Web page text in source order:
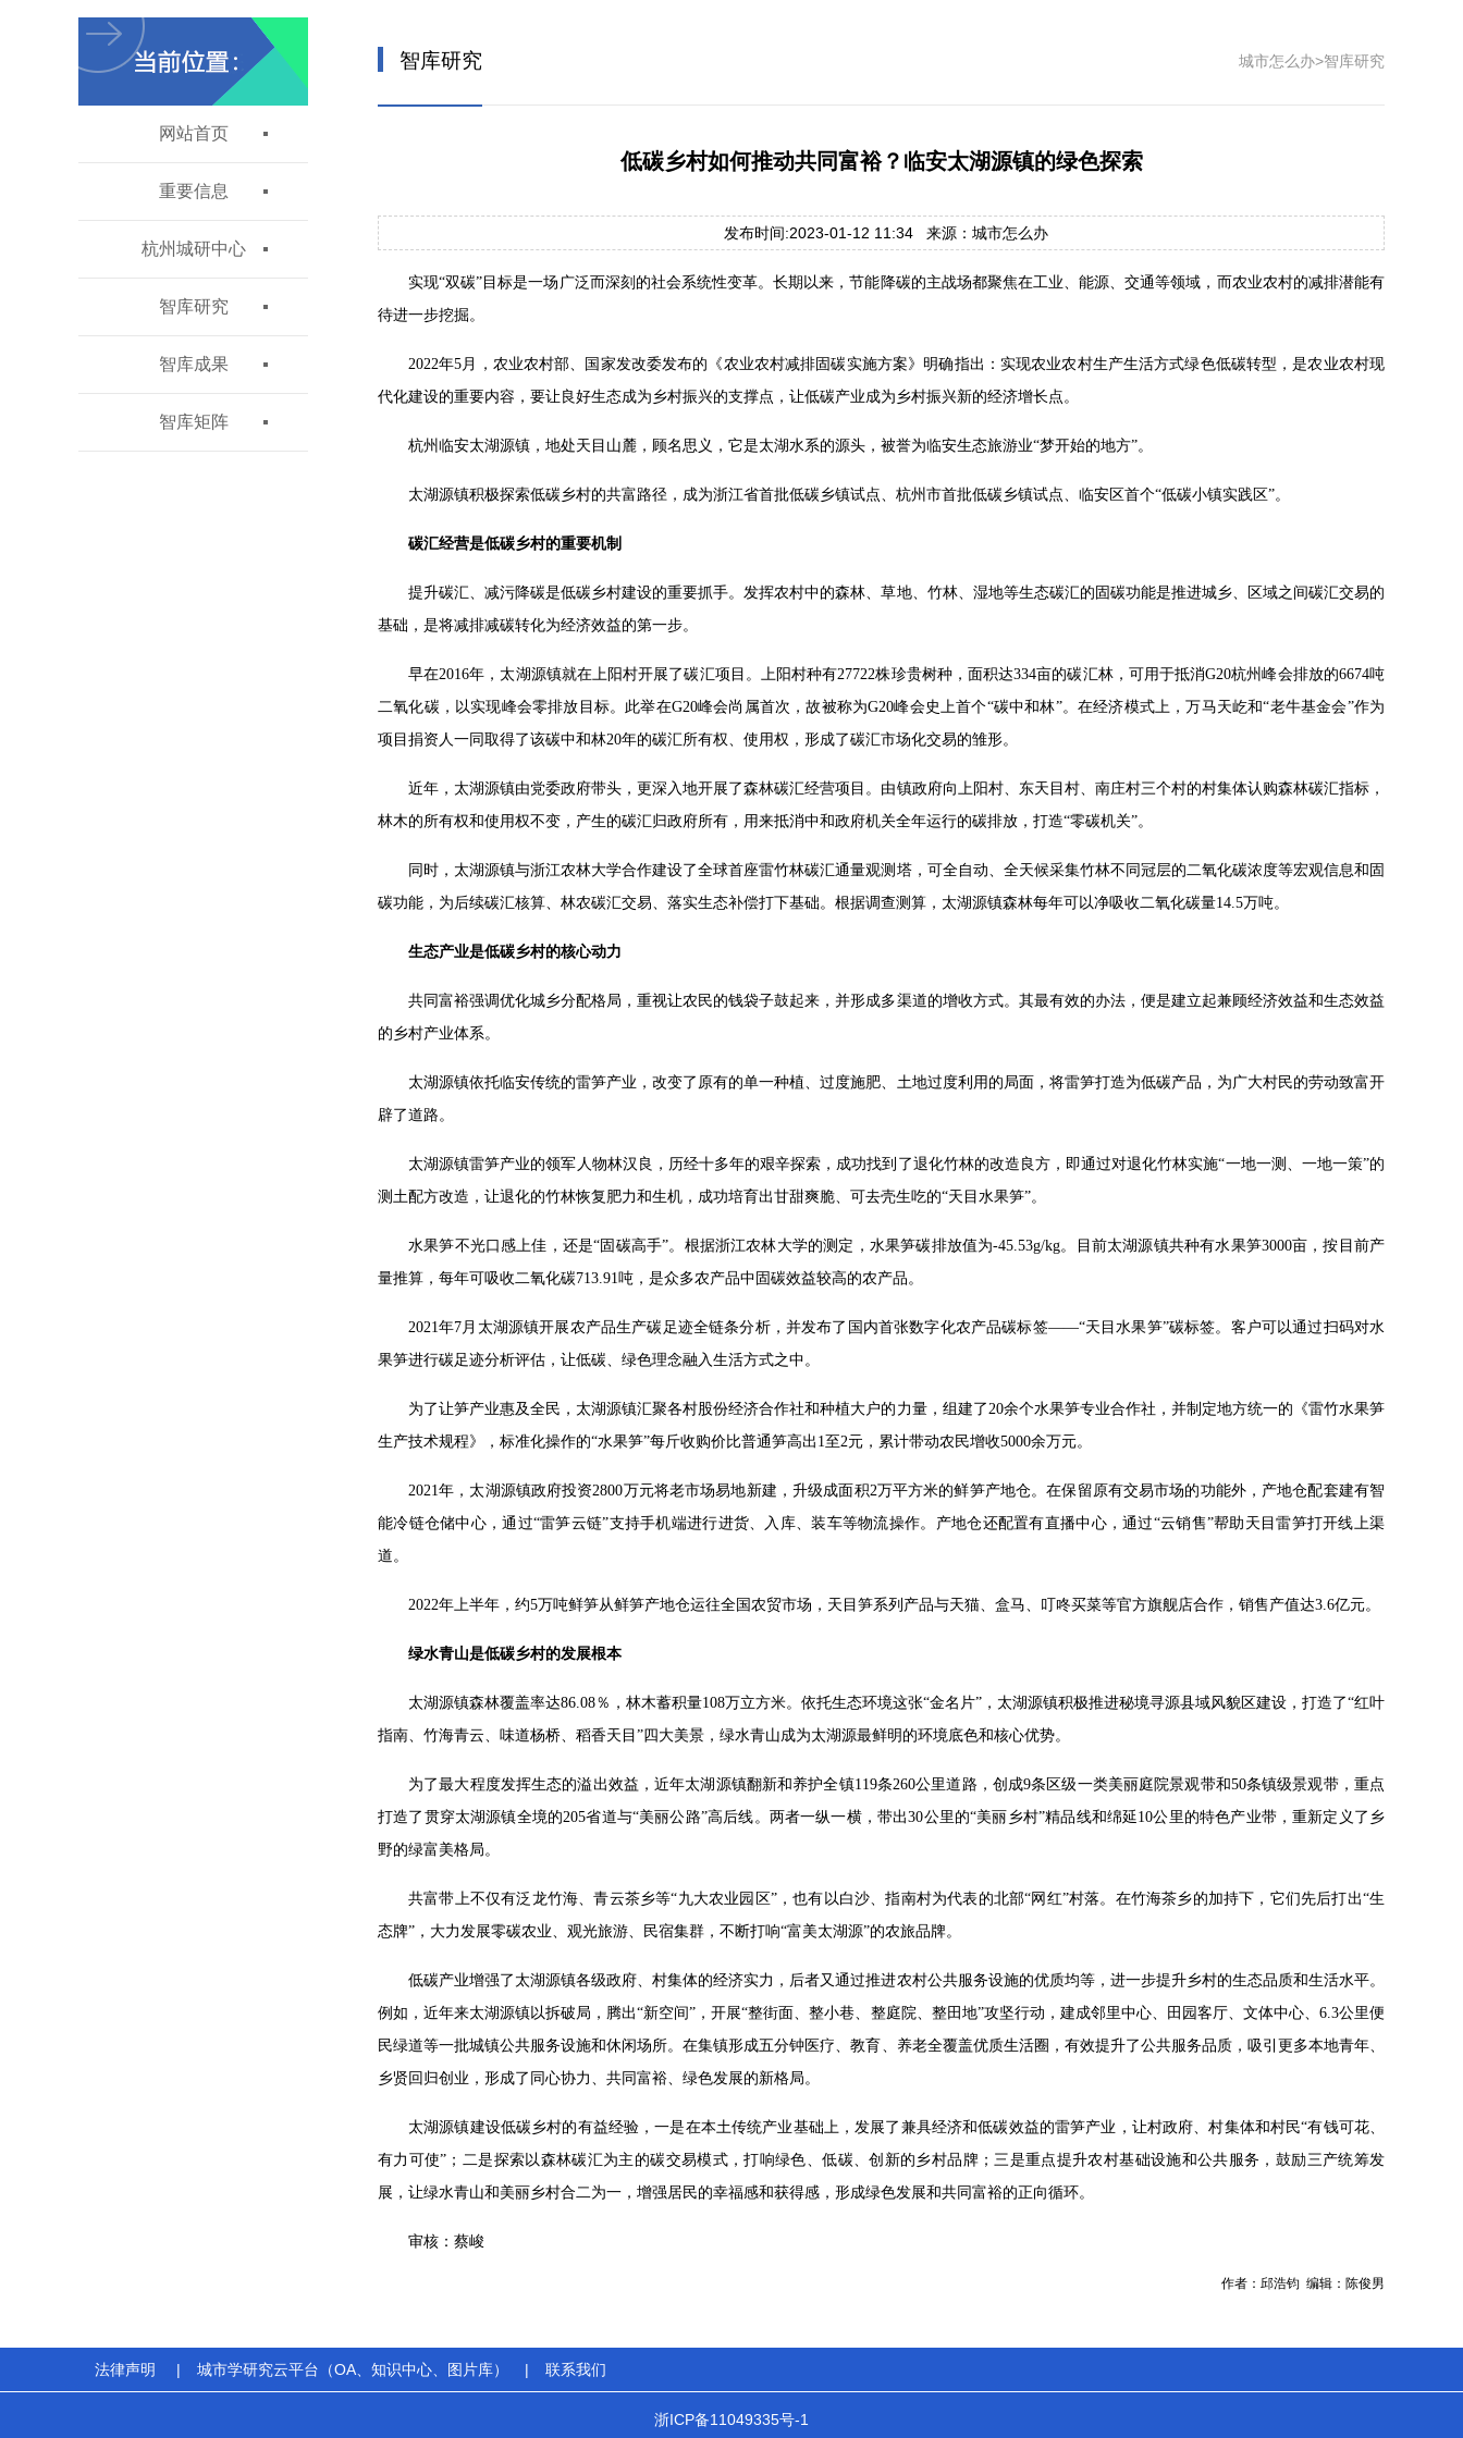
网站首页
重要信息
杭州城研中心
智库研究
智库成果
智库矩阵
智库研究 城市怎么办>智库研究
低碳乡村如何推动共同富裕？临安太湖源镇的绿色探索
发布时间:2023-01-12 11:34 来源：城市怎么办
实现“双碳”目标是一场广泛而深刻的社会系统性变革。长期以来，节能降碳的主战场都聚焦在工业、能源、交通等领域，而农业农村的减排潜能有
待进一步挖掘。
2022年5月，农业农村部、国家发改委发布的《农业农村减排固碳实施方案》明确指出：实现农业农村生产生活方式绿色低碳转型，是农业农村现
代化建设的重要内容，要让良好生态成为乡村振兴的支撑点，让低碳产业成为乡村振兴新的经济增长点。
杭州临安太湖源镇，地处天目山麓，顾名思义，它是太湖水系的源头，被誉为临安生态旅游业“梦开始的地方”。
太湖源镇积极探索低碳乡村的共富路径，成为浙江省首批低碳乡镇试点、杭州市首批低碳乡镇试点、临安区首个“低碳小镇实践区”。
碳汇经营是低碳乡村的重要机制
提升碳汇、减污降碳是低碳乡村建设的重要抓手。发挥农村中的森林、草地、竹林、湿地等生态碳汇的固碳功能是推进城乡、区域之间碳汇交易的
基础，是将减排减碳转化为经济效益的第一步。
早在2016年，太湖源镇就在上阳村开展了碳汇项目。上阳村种有27722株珍贵树种，面积达334亩的碳汇林，可用于抵消G20杭州峰会排放的6674吨
二氧化碳，以实现峰会零排放目标。此举在G20峰会尚属首次，故被称为G20峰会史上首个“碳中和林”。在经济模式上，万马天屹和“老牛基金会”作为
项目捐资人一同取得了该碳中和林20年的碳汇所有权、使用权，形成了碳汇市场化交易的雏形。
近年，太湖源镇由党委政府带头，更深入地开展了森林碳汇经营项目。由镇政府向上阳村、东天目村、南庄村三个村的村集体认购森林碳汇指标，
林木的所有权和使用权不变，产生的碳汇归政府所有，用来抵消中和政府机关全年运行的碳排放，打造“零碳机关”。
同时，太湖源镇与浙江农林大学合作建设了全球首座雷竹林碳汇通量观测塔，可全自动、全天候采集竹林不同冠层的二氧化碳浓度等宏观信息和固
碳功能，为后续碳汇核算、林农碳汇交易、落实生态补偿打下基础。根据调查测算，太湖源镇森林每年可以净吸收二氧化碳量14.5万吨。
生态产业是低碳乡村的核心动力
共同富裕强调优化城乡分配格局，重视让农民的钱袋子鼓起来，并形成多渠道的增收方式。其最有效的办法，便是建立起兼顾经济效益和生态效益
的乡村产业体系。
太湖源镇依托临安传统的雷笋产业，改变了原有的单一种植、过度施肥、土地过度利用的局面，将雷笋打造为低碳产品，为广大村民的劳动致富开
辟了道路。
太湖源镇雷笋产业的领军人物林汉良，历经十多年的艰辛探索，成功找到了退化竹林的改造良方，即通过对退化竹林实施“一地一测、一地一策”的
测土配方改造，让退化的竹林恢复肥力和生机，成功培育出甘甜爽脆、可去壳生吃的“天目水果笋”。
水果笋不光口感上佳，还是“固碳高手”。根据浙江农林大学的测定，水果笋碳排放值为-45.53g/kg。目前太湖源镇共种有水果笋3000亩，按目前产
量推算，每年可吸收二氧化碳713.91吨，是众多农产品中固碳效益较高的农产品。
2021年7月太湖源镇开展农产品生产碳足迹全链条分析，并发布了国内首张数字化农产品碳标签——“天目水果笋”碳标签。客户可以通过扫码对水
果笋进行碳足迹分析评估，让低碳、绿色理念融入生活方式之中。
为了让笋产业惠及全民，太湖源镇汇聚各村股份经济合作社和种植大户的力量，组建了20余个水果笋专业合作社，并制定地方统一的《雷竹水果笋
生产技术规程》，标准化操作的“水果笋”每斤收购价比普通笋高出1至2元，累计带动农民增收5000余万元。
2021年，太湖源镇政府投资2800万元将老市场易地新建，升级成面积2万平方米的鲜笋产地仓。在保留原有交易市场的功能外，产地仓配套建有智
能冷链仓储中心，通过“雷笋云链”支持手机端进行进货、入库、装车等物流操作。产地仓还配置有直播中心，通过“云销售”帮助天目雷笋打开线上渠
道。
2022年上半年，约5万吨鲜笋从鲜笋产地仓运往全国农贸市场，天目笋系列产品与天猫、盒马、叮咚买菜等官方旗舰店合作，销售产值达3.6亿元。
绿水青山是低碳乡村的发展根本
太湖源镇森林覆盖率达86.08％，林木蓄积量108万立方米。依托生态环境这张“金名片”，太湖源镇积极推进秘境寻源县域风貌区建设，打造了“红叶
指南、竹海青云、味道杨桥、稻香天目”四大美景，绿水青山成为太湖源最鲜明的环境底色和核心优势。
为了最大程度发挥生态的溢出效益，近年太湖源镇翻新和养护全镇119条260公里道路，创成9条区级一类美丽庭院景观带和50条镇级景观带，重点
打造了贯穿太湖源镇全境的205省道与“美丽公路”高后线。两者一纵一横，带出30公里的“美丽乡村”精品线和绵延10公里的特色产业带，重新定义了乡
野的绿富美格局。
共富带上不仅有泛龙竹海、青云茶乡等“九大农业园区”，也有以白沙、指南村为代表的北部“网红”村落。在竹海茶乡的加持下，它们先后打出“生
态牌”，大力发展零碳农业、观光旅游、民宿集群，不断打响“富美太湖源”的农旅品牌。
低碳产业增强了太湖源镇各级政府、村集体的经济实力，后者又通过推进农村公共服务设施的优质均等，进一步提升乡村的生态品质和生活水平。
例如，近年来太湖源镇以拆破局，腾出“新空间”，开展“整街面、整小巷、整庭院、整田地”攻坚行动，建成邻里中心、田园客厅、文体中心、6.3公里便
民绿道等一批城镇公共服务设施和休闲场所。在集镇形成五分钟医疗、教育、养老全覆盖优质生活圈，有效提升了公共服务品质，吸引更多本地青年、
乡贤回归创业，形成了同心协力、共同富裕、绿色发展的新格局。
太湖源镇建设低碳乡村的有益经验，一是在本土传统产业基础上，发展了兼具经济和低碳效益的雷笋产业，让村政府、村集体和村民“有钱可花、
有力可使”；二是探索以森林碳汇为主的碳交易模式，打响绿色、低碳、创新的乡村品牌；三是重点提升农村基础设施和公共服务，鼓励三产统筹发
展，让绿水青山和美丽乡村合二为一，增强居民的幸福感和获得感，形成绿色发展和共同富裕的正向循环。
审核：蔡峻
作者：邱浩钧 编辑：陈俊男
法律声明 | 城市学研究云平台（OA、知识中心、图片库） | 联系我们
浙ICP备11049335号-1